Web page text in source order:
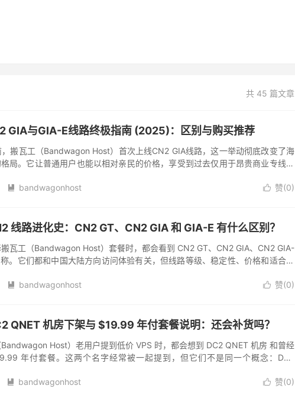
共 45 篇文章
GIA与GIA-E线路终极指南 (2025)：区别与购买推荐
搬瓦工（Bandwagon Host）首次上线CN2 GIA线路，这一举动彻底改变了海
局。它让普通用户也能以相对亲民的价格，享受到过去仅用于昂贵商业专线的
 赞(0)
 bandwagonhost
线路进化史：CN2 GT、CN2 GIA 和 GIA-E 有什么区别？
瓦工（Bandwagon Host）套餐时，都会看到 CN2 GT、CN2 GIA、CN2 GIA-
。它们都和中国大陆方向访问体验有关，但线路等级、稳定性、价格和适合人
 赞(0)
 bandwagonhost
QNET 机房下架与 $19.99 年付套餐说明：还会补货吗？
Host）老用户提到低价 VPS 时，都会想到 DC2 QNET 机房 和曾经
年付套餐。这两个名字经常被一起提到，但它们不是同一个概念：DC2
 赞(0)
 bandwagonhost